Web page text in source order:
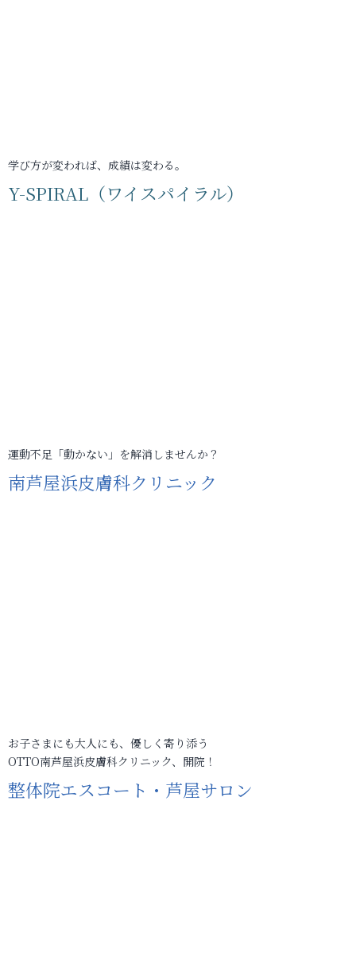
学び方が変われば、成績は変わる。
Y-SPIRAL（ワイスパイラル）
運動不足「動かない」を解消しませんか？
南芦屋浜皮膚科クリニック
お子さまにも大人にも、優しく寄り添う
OTTO南芦屋浜皮膚科クリニック、開院！
整体院エスコート・芦屋サロン